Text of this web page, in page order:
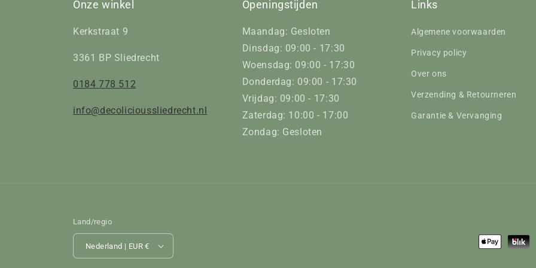
Onze winkel
Kerkstraat 9
3361 BP Sliedrecht
0184 778 512
info@decolicioussliedrecht.nl
Openingstijden
Maandag: Gesloten
Dinsdag: 09:00 - 17:30
Woensdag: 09:00 - 17:30
Donderdag: 09:00 - 17:30
Vrijdag: 09:00 - 17:30
Zaterdag: 10:00 - 17:00
Zondag: Gesloten
Links
Algemene voorwaarden
Privacy policy
Over ons
Verzending & Retourneren
Garantie & Vervanging
Land/regio
Nederland | EUR €